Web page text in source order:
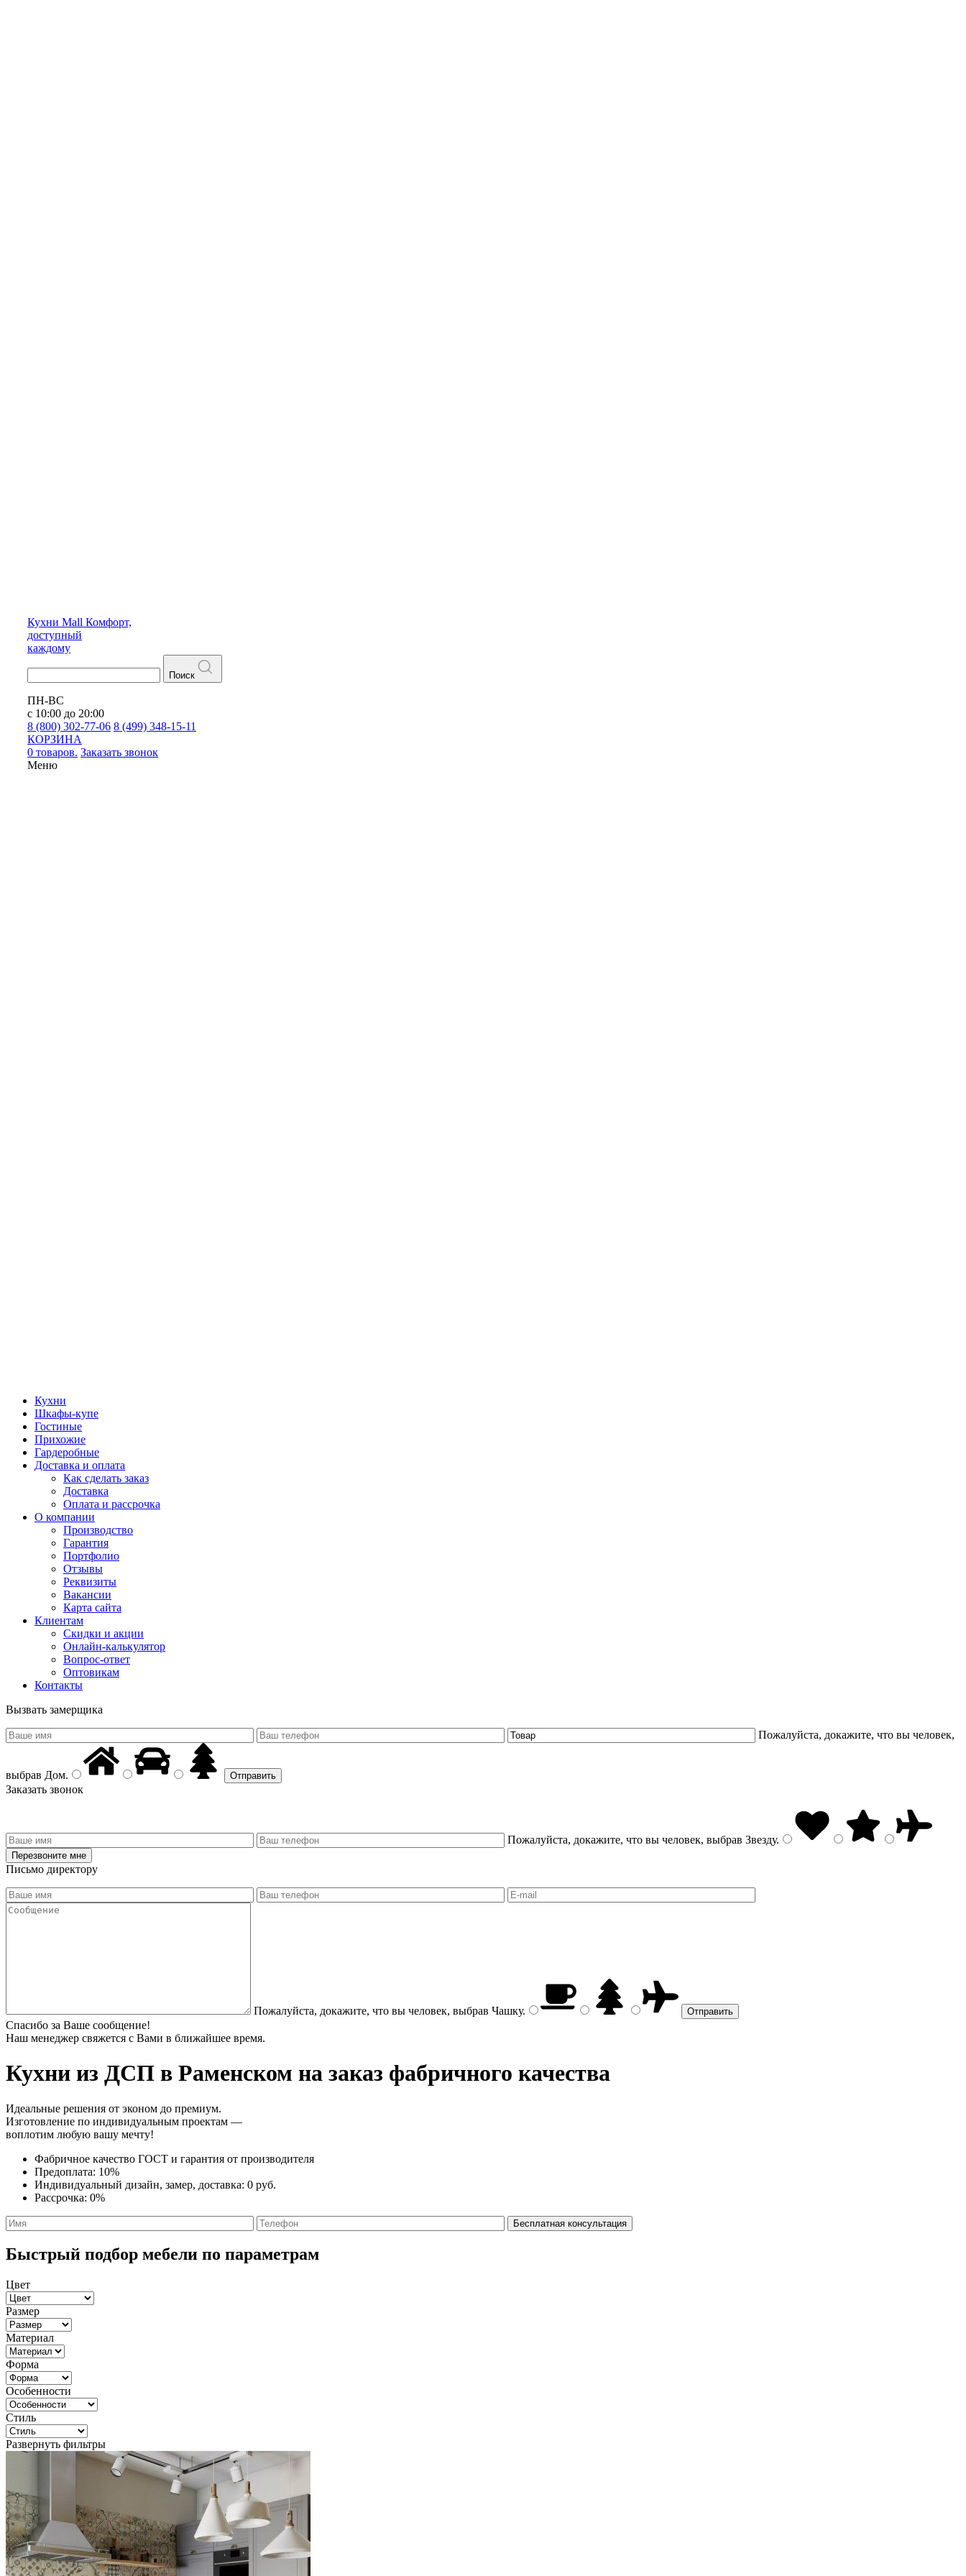
Кухни Mall Комфорт,
доступный
каждому
Поиск
ПН-ВС
с 10:00 до 20:00
8 (800) 302-77-06 8 (499) 348-15-11
КОРЗИНА
0 товаров. Заказать звонок
Меню
Кухни
Шкафы-купе
Гостиные
Прихожие
Гардеробные
Доставка и оплата
Как сделать заказ
Доставка
Оплата и рассрочка
О компании
Производство
Гарантия
Портфолио
Отзывы
Реквизиты
Вакансии
Карта сайта
Клиентам
Скидки и акции
Онлайн-калькулятор
Вопрос-ответ
Оптовикам
Контакты
Вызвать замерщика
Пожалуйста, докажите, что вы человек,
выбрав Дом.
Заказать звонок
Пожалуйста, докажите, что вы человек, выбрав Звезду.
Письмо директору
Пожалуйста, докажите, что вы человек, выбрав Чашку.
Спасибо за Ваше сообщение!
Наш менеджер свяжется с Вами в ближайшее время.
Кухни из ДСП в Раменском на заказ фабричного качества
Идеальные решения от эконом до премиум.
Изготовление по индивидуальным проектам —
воплотим любую вашу мечту!
Фабричное качество ГОСТ и гарантия от производителя
Предоплата: 10%
Индивидуальный дизайн, замер, доставка: 0 руб.
Рассрочка: 0%
Быстрый подбор мебели по параметрам
Цвет
Размер
Материал
Форма
Особенности
Стиль
Развернуть фильтры